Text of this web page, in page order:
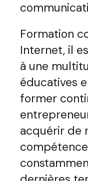
Formation
Internet, il
à une
éducatives
former
acquérir de